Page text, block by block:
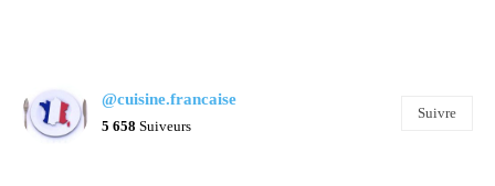
@cuisine.francaise
5 658 Suiveurs
Suivre